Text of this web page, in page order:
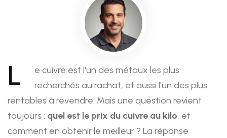
L
e cuivre est l'un des métaux les plus
recherchés au rachat, et aussi l'un des plus
rentables à revendre. Mais une question revient
toujours : quel est le prix du cuivre au kilo, et
comment en obtenir le meilleur ? La réponse